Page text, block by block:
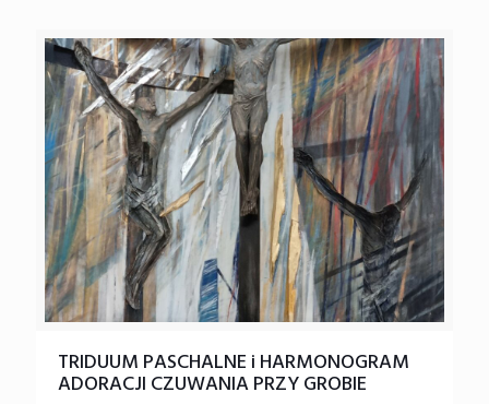
TRIDUUM PASCHALNE i HARMONOGRAM
ADORACJI CZUWANIA PRZY GROBIE